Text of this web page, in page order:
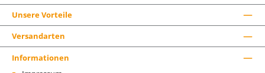
Unsere Vorteile
Versandarten
Informationen